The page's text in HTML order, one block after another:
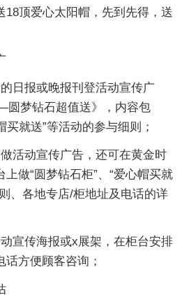
18顶爱心太阳帽，先到先得，送
的日报或晚报刊登活动宣传广
梦钻石超值送》，内容包
买就送”等活动的参与细则；
做活动宣传广告，还可在黄金时
做“圆梦钻石柜”、“爱心帽买就
、各地专店/柜地址及电话的详
动宣传海报或x展架，在柜台安排
方便顾客咨询；